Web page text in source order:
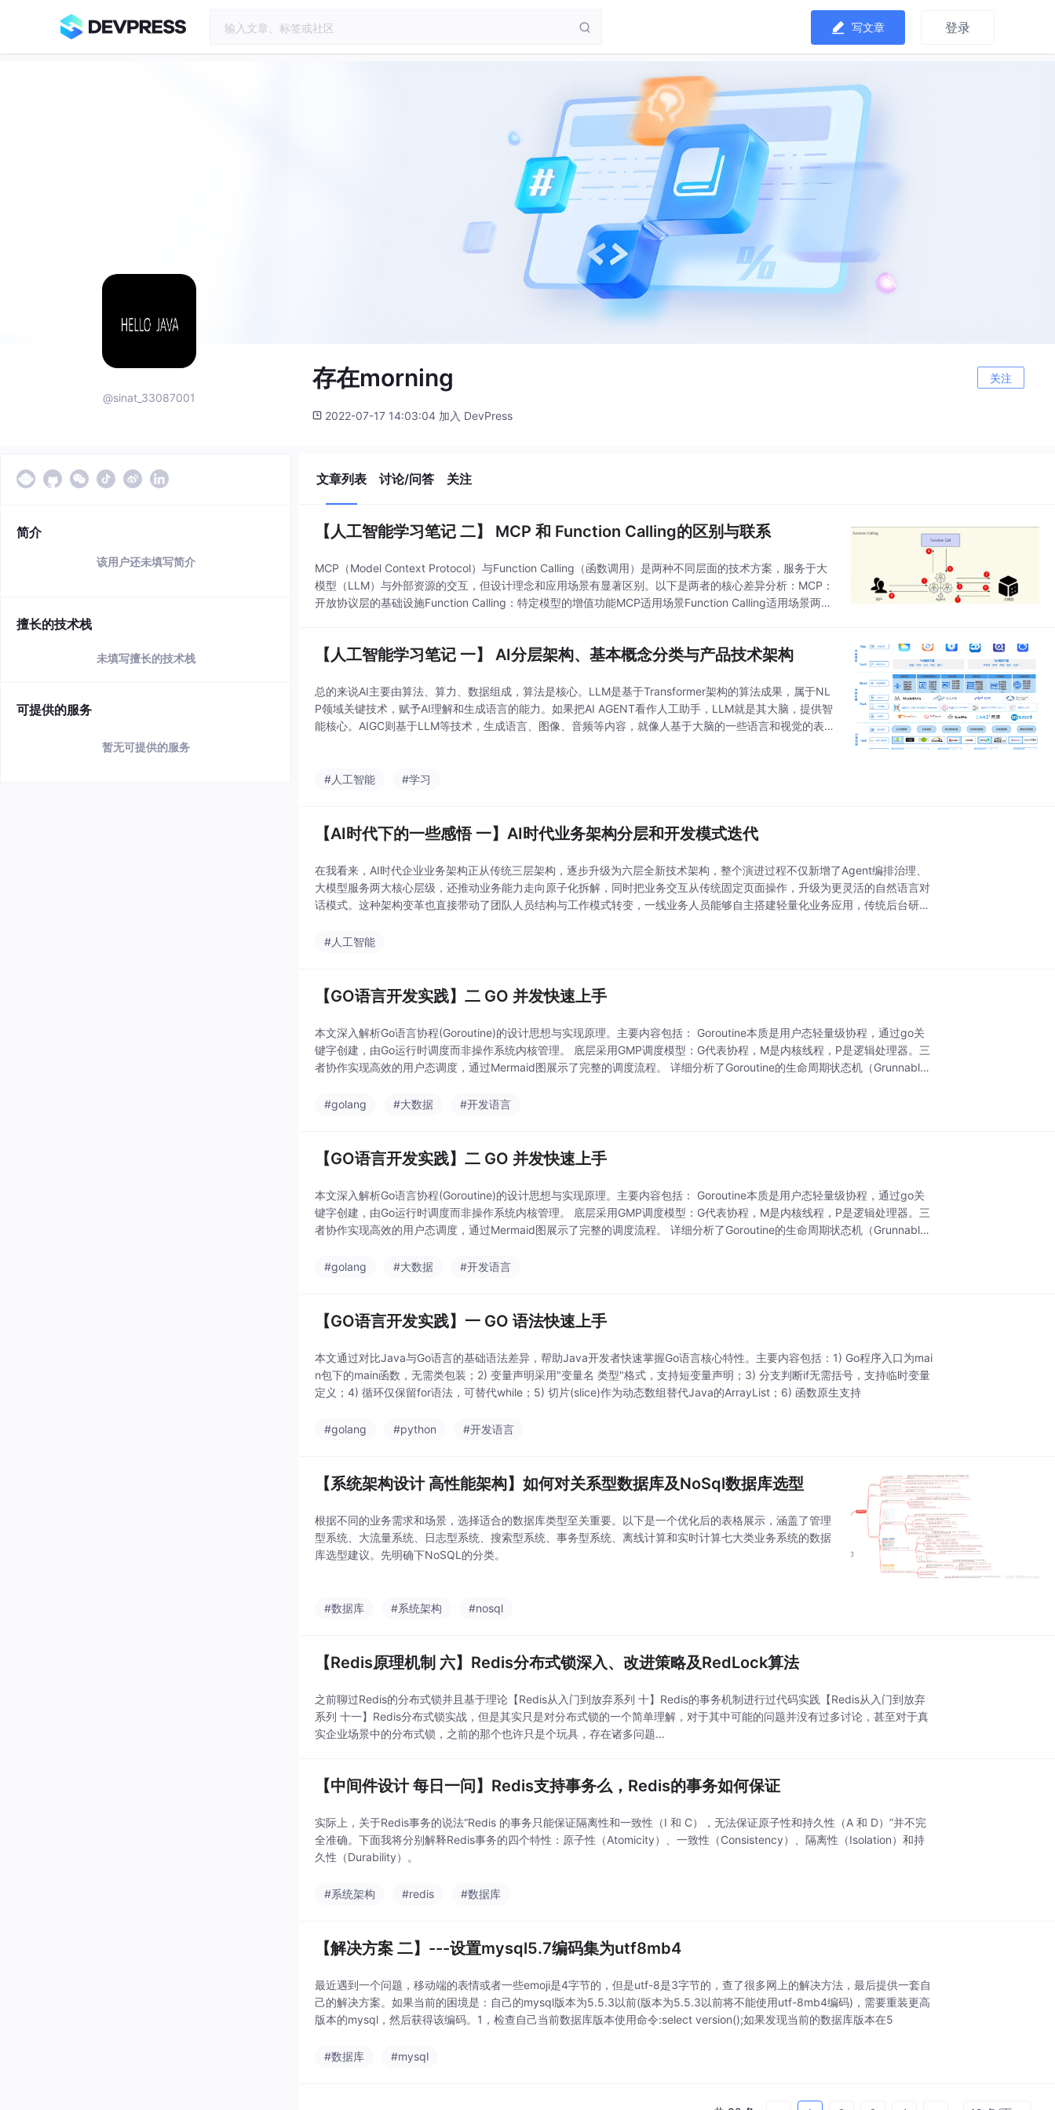
写文章 登录
@sinat_33087001
存在morning 关注
2022-07-17 14:03:04 加入 DevPress
简介
该用户还未填写简介
擅长的技术栈
未填写擅长的技术栈
可提供的服务
暂无可提供的服务
文章列表 讨论/问答 关注
【人工智能学习笔记 二】 MCP 和 Function Calling的区别与联系
MCP（Model Context Protocol）与Function Calling（函数调用）是两种不同层面的技术方案，服务于大
模型（LLM）与外部资源的交互，但设计理念和应用场景有显著区别。以下是两者的核心差异分析：MCP：
开放协议层的基础设施Function Calling：特定模型的增值功能MCP适用场景Function Calling适用场景两者
【人工智能学习笔记 一】 AI分层架构、基本概念分类与产品技术架构
总的来说AI主要由算法、算力、数据组成，算法是核心。LLM是基于Transformer架构的算法成果，属于NL
P领域关键技术，赋予AI理解和生成语言的能力。如果把AI AGENT看作人工助手，LLM就是其大脑，提供智
能核心。AIGC则基于LLM等技术，生成语言、图像、音频等内容，就像人基于大脑的一些语言和视觉的表
#人工智能 #学习
【AI时代下的一些感悟 一】AI时代业务架构分层和开发模式迭代
在我看来，AI时代企业业务架构正从传统三层架构，逐步升级为六层全新技术架构，整个演进过程不仅新增了Agent编排治理、
大模型服务两大核心层级，还推动业务能力走向原子化拆解，同时把业务交互从传统固定页面操作，升级为更灵活的自然语言对
话模式。这种架构变革也直接带动了团队人员结构与工作模式转变，一线业务人员能够自主搭建轻量化业务应用，传统后台研发
#人工智能
【GO语言开发实践】二 GO 并发快速上手
本文深入解析Go语言协程(Goroutine)的设计思想与实现原理。主要内容包括： Goroutine本质是用户态轻量级协程，通过go关
键字创建，由Go运行时调度而非操作系统内核管理。 底层采用GMP调度模型：G代表协程，M是内核线程，P是逻辑处理器。三
者协作实现高效的用户态调度，通过Mermaid图展示了完整的调度流程。 详细分析了Goroutine的生命周期状态机（Grunnabl
#golang
#大数据 #开发语言
【GO语言开发实践】二 GO 并发快速上手
本文深入解析Go语言协程(Goroutine)的设计思想与实现原理。主要内容包括： Goroutine本质是用户态轻量级协程，通过go关
键字创建，由Go运行时调度而非操作系统内核管理。 底层采用GMP调度模型：G代表协程，M是内核线程，P是逻辑处理器。三
者协作实现高效的用户态调度，通过Mermaid图展示了完整的调度流程。 详细分析了Goroutine的生命周期状态机（Grunnabl
#golang
#大数据 #开发语言
【GO语言开发实践】一 GO 语法快速上手
本文通过对比Java与Go语言的基础语法差异，帮助Java开发者快速掌握Go语言核心特性。主要内容包括：1) Go程序入口为mai
n包下的main函数，无需类包装；2) 变量声明采用"变量名 类型"格式，支持短变量声明；3) 分支判断if无需括号，支持临时变量
定义；4) 循环仅保留for语法，可替代while；5) 切片(slice)作为动态数组替代Java的ArrayList；6) 函数原生支持
#golang #python #开发语言
【系统架构设计 高性能架构】如何对关系型数据库及NoSql数据库选型
根据不同的业务需求和场景，选择适合的数据库类型至关重要。以下是一个优化后的表格展示，涵盖了管理
型系统、大流量系统、日志型系统、搜索型系统、事务型系统、离线计算和实时计算七大类业务系统的数据
库选型建议。先明确下NoSQL的分类。
#数据库 #系统架构 #nosql
【Redis原理机制 六】Redis分布式锁深入、改进策略及RedLock算法
之前聊过Redis的分布式锁并且基于理论【Redis从入门到放弃系列 十】Redis的事务机制进行过代码实践【Redis从入门到放弃
系列 十一】Redis分布式锁实战，但是其实只是对分布式锁的一个简单理解，对于其中可能的问题并没有过多讨论，甚至对于真
实企业场景中的分布式锁，之前的那个也许只是个玩具，存在诸多问题...
【中间件设计 每日一问】Redis支持事务么，Redis的事务如何保证
实际上，关于Redis事务的说法“Redis 的事务只能保证隔离性和一致性（I 和 C），无法保证原子性和持久性（A 和 D）”并不完
全准确。下面我将分别解释Redis事务的四个特性：原子性（Atomicity）、一致性（Consistency）、隔离性（Isolation）和持
久性（Durability）。
#系统架构 #redis #数据库
【解决方案 二】---设置mysql5.7编码集为utf8mb4
最近遇到一个问题，移动端的表情或者一些emoji是4字节的，但是utf-8是3字节的，查了很多网上的解决方法，最后提供一套自
己的解决方案。如果当前的困境是：自己的mysql版本为5.5.3以前(版本为5.5.3以前将不能使用utf-8mb4编码)，需要重装更高
版本的mysql，然后获得该编码。1，检查自己当前数据库版本使用命令:select version();如果发现当前的数据库版本在5
#数据库 #mysql